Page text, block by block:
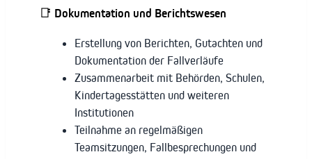
📑 Dokumentation und Berichtswesen
Erstellung von Berichten, Gutachten und
Dokumentation der Fallverläufe
Zusammenarbeit mit Behörden, Schulen,
Kindertagesstätten und weiteren
Institutionen
Teilnahme an regelmäßigen
Teamsitzungen, Fallbesprechungen und